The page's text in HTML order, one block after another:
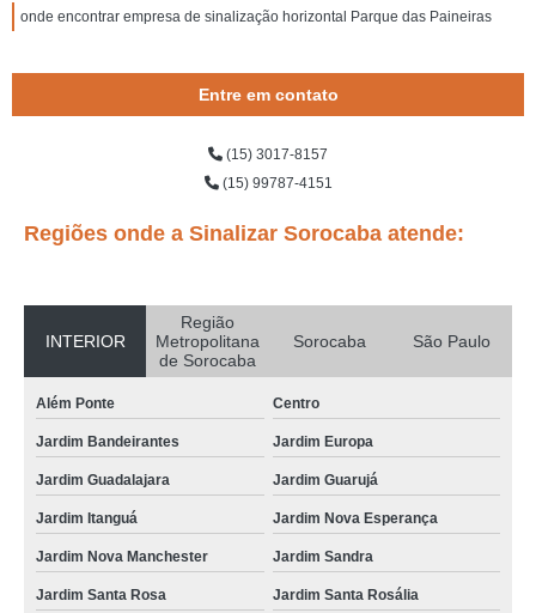
onde encontrar empresa de sinalização horizontal Parque das Paineiras
Entre em contato
(15) 3017-8157
(15) 99787-4151
Regiões onde a Sinalizar Sorocaba atende:
INTERIOR
Região
Metropolitana
de Sorocaba
Sorocaba São Paulo
Além Ponte Centro
Jardim Bandeirantes Jardim Europa
Jardim Guadalajara Jardim Guarujá
Jardim Itanguá Jardim Nova Esperança
Jardim Nova Manchester Jardim Sandra
Jardim Santa Rosa Jardim Santa Rosália